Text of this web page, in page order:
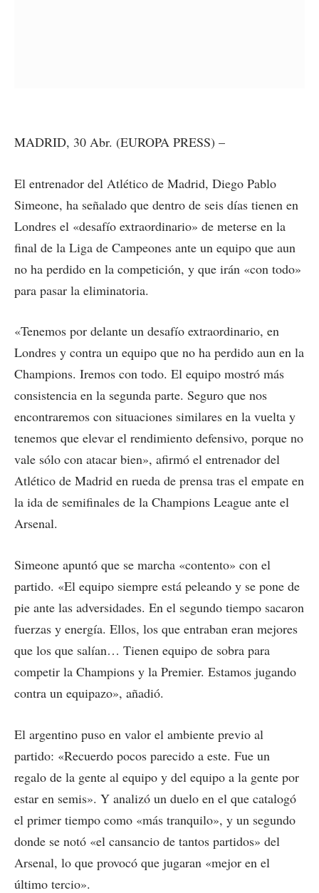
MADRID, 30 Abr. (EUROPA PRESS) –
El entrenador del Atlético de Madrid, Diego Pablo
Simeone, ha señalado que dentro de seis días tienen en
Londres el «desafío extraordinario» de meterse en la
final de la Liga de Campeones ante un equipo que aun
no ha perdido en la competición, y que irán «con todo»
para pasar la eliminatoria.
«Tenemos por delante un desafío extraordinario, en
Londres y contra un equipo que no ha perdido aun en la
Champions. Iremos con todo. El equipo mostró más
consistencia en la segunda parte. Seguro que nos
encontraremos con situaciones similares en la vuelta y
tenemos que elevar el rendimiento defensivo, porque no
vale sólo con atacar bien», afirmó el entrenador del
Atlético de Madrid en rueda de prensa tras el empate en
la ida de semifinales de la Champions League ante el
Arsenal.
Simeone apuntó que se marcha «contento» con el
partido. «El equipo siempre está peleando y se pone de
pie ante las adversidades. En el segundo tiempo sacaron
fuerzas y energía. Ellos, los que entraban eran mejores
que los que salían… Tienen equipo de sobra para
competir la Champions y la Premier. Estamos jugando
contra un equipazo», añadió.
El argentino puso en valor el ambiente previo al
partido: «Recuerdo pocos parecido a este. Fue un
regalo de la gente al equipo y del equipo a la gente por
estar en semis». Y analizó un duelo en el que catalogó
el primer tiempo como «más tranquilo», y un segundo
donde se notó «el cansancio de tantos partidos» del
Arsenal, lo que provocó que jugaran «mejor en el
último tercio».